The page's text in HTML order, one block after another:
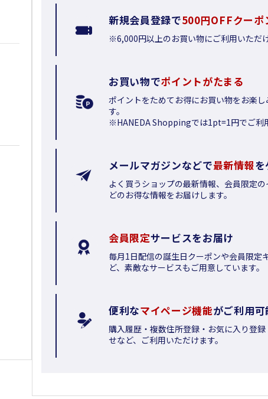
新規会員登録で500円OFFクーポ
※6,000円以上のお買い物にご利用いただけ
お買い物でポイントがたまる
ポイントをためてお得にお買い物をお楽し
す。
※HANEDA Shoppingでは1pt=1円でご利
メールマガジンなどで最新情報
よく買うショップの最新情報、会員限定
どのお得な情報をお届けします。
会員限定サービスをお届け
毎月1日配信の誕生日クーポンや会員限定
ど、素敵なサービスもご用意しています。
便利なマイページ機能がご利用可
購入履歴・複数住所登録・お気に入り登
せなど、ご利用いただけます。